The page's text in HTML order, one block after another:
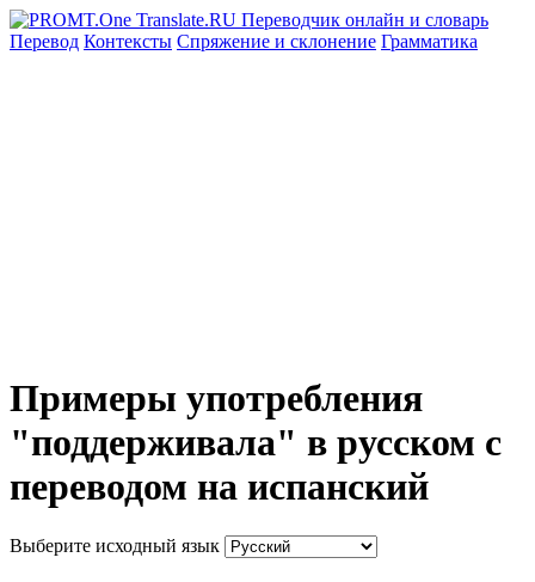
Перевод Контексты Спряжение и склонение Грамматика
Примеры употребления
"поддерживала" в русском с
переводом на испанский
Выберите исходный язык